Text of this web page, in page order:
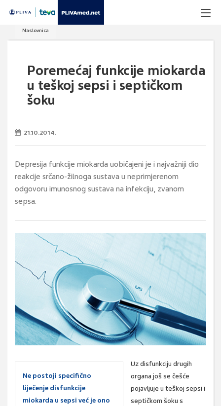
Naslovnica
Poremećaj funkcije miokarda
u teškoj sepsi i septičkom
šoku
21.10.2014.
Depresija funkcije miokarda uobičajeni je i najvažniji dio
reakcije srčano-žilnoga sustava u neprimjerenom
odgovoru imunosnog sustava na infekciju, zvanom
sepsa.
Ne postoji specifično
liječenje disfunkcije
miokarda u sepsi već je ono
Uz disfunkciju drugih
organa još se češće
pojavljuje u teškoj sepsi i
septičkom šoku s